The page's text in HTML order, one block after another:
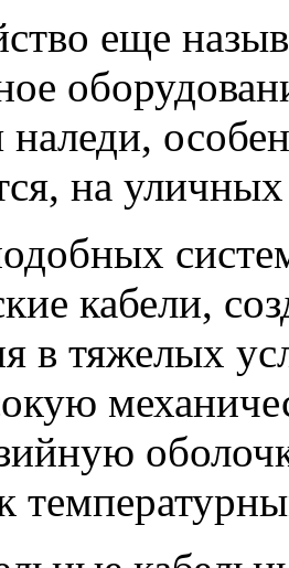
еще
наледи,
на
кабели,
в тяжелых